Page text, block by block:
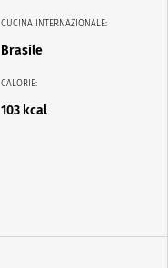
CUCINA INTERNAZIONALE:
Brasile
CALORIE:
103 kcal